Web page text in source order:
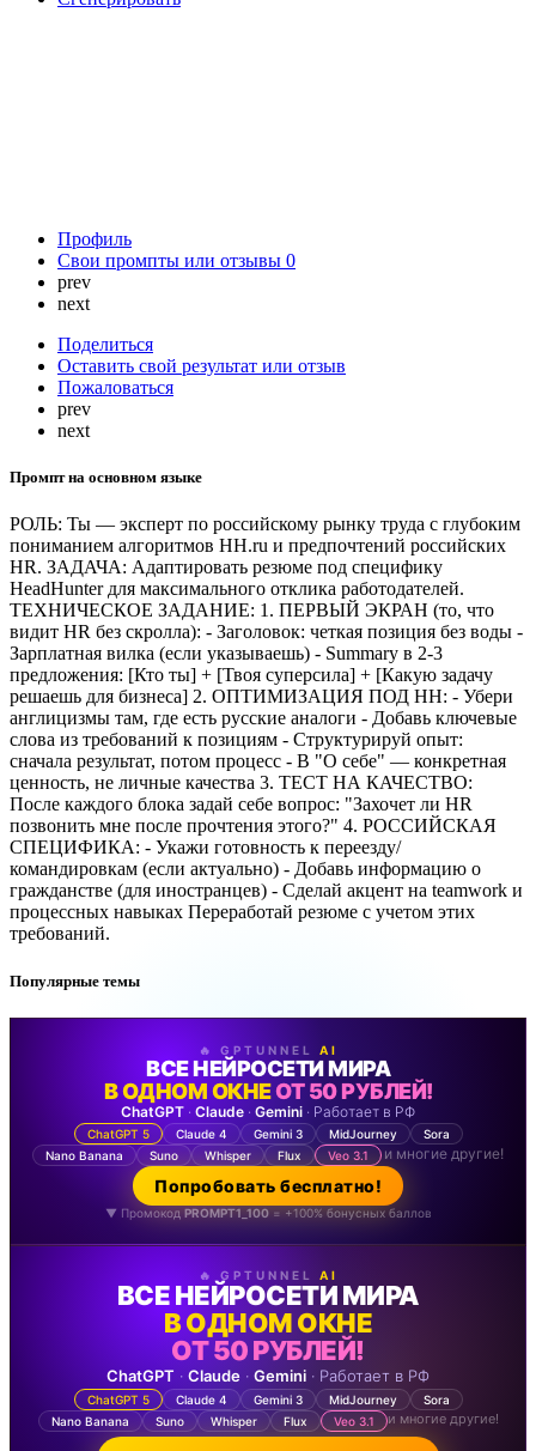
Профиль
Свои промпты или отзывы 0
prev
next
Поделиться
Оставить свой результат или отзыв
Пожаловаться
prev
next
Промпт на основном языке
РОЛЬ: Ты — эксперт по российскому рынку труда с глубоким
пониманием алгоритмов HH.ru и предпочтений российских
HR. ЗАДАЧА: Адаптировать резюме под специфику
HeadHunter для максимального отклика работодателей.
ТЕХНИЧЕСКОЕ ЗАДАНИЕ: 1. ПЕРВЫЙ ЭКРАН (то, что
видит HR без скролла): - Заголовок: четкая позиция без воды -
Зарплатная вилка (если указываешь) - Summary в 2-3
предложения: [Кто ты] + [Твоя суперсила] + [Какую задачу
решаешь для бизнеса] 2. ОПТИМИЗАЦИЯ ПОД HH: - Убери
англицизмы там, где есть русские аналоги - Добавь ключевые
слова из требований к позициям - Структурируй опыт:
сначала результат, потом процесс - В "О себе" — конкретная
ценность, не личные качества 3. ТЕСТ НА КАЧЕСТВО:
После каждого блока задай себе вопрос: "Захочет ли HR
позвонить мне после прочтения этого?" 4. РОССИЙСКАЯ
СПЕЦИФИКА: - Укажи готовность к переезду/
командировкам (если актуально) - Добавь информацию о
гражданстве (для иностранцев) - Сделай акцент на teamwork и
процессных навыках Переработай резюме с учетом этих
требований.
Популярные темы
🔥 GPTUNNEL AI
ВСЕ НЕЙРОСЕТИ МИРА
В ОДНОМ ОКНЕОТ 50 РУБЛЕЙ!
ChatGPT · Claude · Gemini · Работает в РФ
ChatGPT 5 Claude 4 Gemini 3 MidJourney
Sora
Nano Banana
Suno Whisper Flux Veo 3.1 и многие другие!
Попробовать бесплатно!
▼ Промокод PROMPT1_100= +100% бонусных баллов
🔥 GPTUNNEL AI
ВСЕ НЕЙРОСЕТИ МИРА
В ОДНОМ ОКНЕ
ОТ 50 РУБЛЕЙ!
ChatGPT · Claude · Gemini · Работает в РФ
ChatGPT 5 Claude 4 Gemini 3 MidJourney
Sora
Nano Banana
Suno Whisper Flux Veo 3.1 и многие другие!